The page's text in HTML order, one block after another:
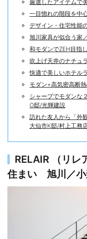
厳選したアイテムで
一目惚れの階段を中
デザイン・住宅性能
旭川家具が似合う家
和モダンでZEH目指
吹上げ天井のナチュ
快適で美しいホテル
モダン+高気密高断
シャープでモダンな
O邸/光輝建設
訪れた友人から「外
大仙市K邸/村上工務
RELAIR （リレ
住まい 旭川／小